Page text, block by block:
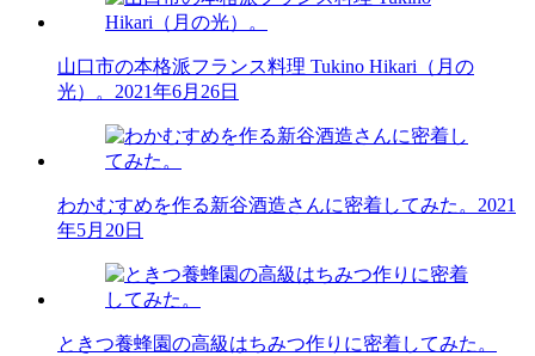
山口市の本格派フランス料理 Tukino Hikari（月の
光）。 2021年6月26日
わかむすめを作る新谷酒造さんに密着してみた。 2021
年5月20日
ときつ養蜂園の高級はちみつ作りに密着してみた。